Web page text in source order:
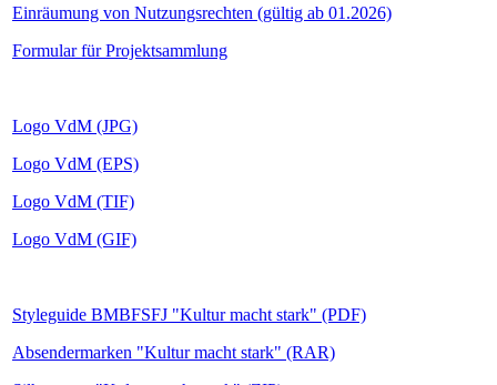
Einräumung von Nutzungsrechten (gültig ab 01.2026)
Formular für Projektsammlung
Logo VdM (JPG)
Logo VdM (EPS)
Logo VdM (TIF)
Logo VdM (GIF)
Styleguide BMBFSFJ "Kultur macht stark" (PDF)
Absendermarken "Kultur macht stark" (RAR)